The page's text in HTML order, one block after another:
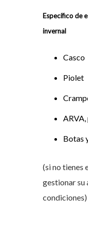
Específico de
invernal
Casco
Piolet
ARVA,
Botas
(si no tienes
gestionar su
condiciones)